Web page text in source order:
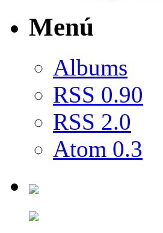
Menú
Albums
RSS 0.90
RSS 2.0
Atom 0.3